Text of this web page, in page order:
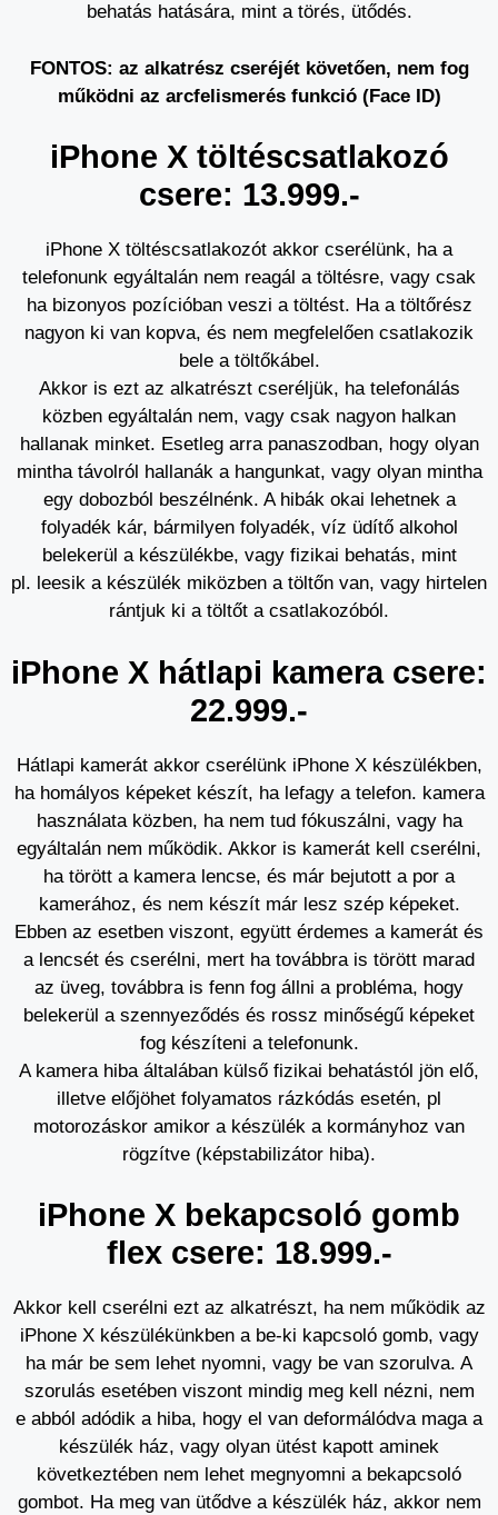
behatás hatására, mint a törés, ütődés.
FONTOS: az alkatrész cseréjét követően, nem fog
működni az arcfelismerés funkció (Face ID)
iPhone X töltéscsatlakozó
csere: 13.999.-
iPhone X töltéscsatlakozót akkor cserélünk, ha a
telefonunk egyáltalán nem reagál a töltésre, vagy csak
ha bizonyos pozícióban veszi a töltést. Ha a töltőrész
nagyon ki van kopva, és nem megfelelően csatlakozik
bele a töltőkábel.
Akkor is ezt az alkatrészt cseréljük, ha telefonálás
közben egyáltalán nem, vagy csak nagyon halkan
hallanak minket. Esetleg arra panaszodban, hogy olyan
mintha távolról hallanák a hangunkat, vagy olyan mintha
egy dobozból beszélnénk. A hibák okai lehetnek a
folyadék kár, bármilyen folyadék, víz üdítő alkohol
belekerül a készülékbe, vagy fizikai behatás, mint
pl. leesik a készülék miközben a töltőn van, vagy hirtelen
rántjuk ki a töltőt a csatlakozóból.
iPhone X hátlapi kamera csere:
22.999.-
Hátlapi kamerát akkor cserélünk iPhone X készülékben,
ha homályos képeket készít, ha lefagy a telefon. kamera
használata közben, ha nem tud fókuszálni, vagy ha
egyáltalán nem működik. Akkor is kamerát kell cserélni,
ha törött a kamera lencse, és már bejutott a por a
kamerához, és nem készít már lesz szép képeket.
Ebben az esetben viszont, együtt érdemes a kamerát és
a lencsét és cserélni, mert ha továbbra is törött marad
az üveg, továbbra is fenn fog állni a probléma, hogy
belekerül a szennyeződés és rossz minőségű képeket
fog készíteni a telefonunk.
A kamera hiba általában külső fizikai behatástól jön elő,
illetve előjöhet folyamatos rázkódás esetén, pl
motorozáskor amikor a készülék a kormányhoz van
rögzítve (képstabilizátor hiba).
iPhone X bekapcsoló gomb
flex csere: 18.999.-
Akkor kell cserélni ezt az alkatrészt, ha nem működik az
iPhone X készülékünkben a be-ki kapcsoló gomb, vagy
ha már be sem lehet nyomni, vagy be van szorulva. A
szorulás esetében viszont mindig meg kell nézni, nem
e abból adódik a hiba, hogy el van deformálódva maga a
készülék ház, vagy olyan ütést kapott aminek
következtében nem lehet megnyomni a bekapcsoló
gombot. Ha meg van ütődve a készülék ház, akkor nem